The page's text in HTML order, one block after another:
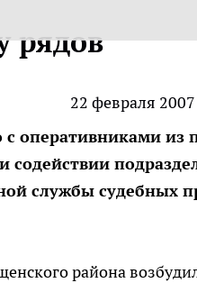
рядов
22 февраля 2007
оперативниками из
содействии
службы судебных
района